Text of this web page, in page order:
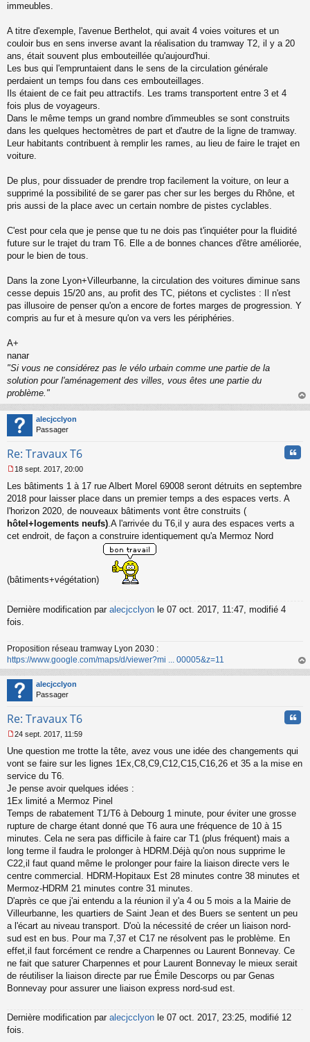
immeubles.
A titre d'exemple, l'avenue Berthelot, qui avait 4 voies voitures et un
couloir bus en sens inverse avant la réalisation du tramway T2, il y a 20
ans, était souvent plus embouteillée qu'aujourd'hui.
Les bus qui l'empruntaient dans le sens de la circulation générale
perdaient un temps fou dans ces embouteillages.
Ils étaient de ce fait peu attractifs. Les trams transportent entre 3 et 4
fois plus de voyageurs.
Dans le même temps un grand nombre d'immeubles se sont construits
dans les quelques hectomètres de part et d'autre de la ligne de tramway.
Leur habitants contribuent à remplir les rames, au lieu de faire le trajet en
voiture.
De plus, pour dissuader de prendre trop facilement la voiture, on leur a
supprimé la possibilité de se garer pas cher sur les berges du Rhône, et
pris aussi de la place avec un certain nombre de pistes cyclables.
C'est pour cela que je pense que tu ne dois pas t'inquiéter pour la fluidité
future sur le trajet du tram T6. Elle a de bonnes chances d'être améliorée,
pour le bien de tous.
Dans la zone Lyon+Villeurbanne, la circulation des voitures diminue sans
cesse depuis 15/20 ans, au profit des TC, piétons et cyclistes : Il n'est
pas illusoire de penser qu'on a encore de fortes marges de progression. Y
compris au fur et à mesure qu'on va vers les périphéries.
A+
nanar
"Si vous ne considérez pas le vélo urbain comme une partie de la
solution pour l'aménagement des villes, vous êtes une partie du
problème."
au
alecjcclyon
Passager
Re: Travaux T6
e
s
s
a
g
e
l
18 sept. 2017, 20:00
Les bâtiments 1 à 17 rue Albert Morel 69008 seront détruits en septembre
2018 pour laisser place dans un premier temps a des espaces verts. A
l'horizon 2020, de nouveaux bâtiments vont être construits (
hôtel+logements neufs).A l'arrivée du T6,il y aura des espaces verts a
cet endroit, de façon a construire identiquement qu'a Mermoz Nord
(bâtiments+végétation)
Dernière modification par alecjcclyon le 07 oct. 2017, 11:47, modifié 4
fois.
Proposition réseau tramway Lyon 2030 :
https://www.google.com/maps/d/viewer?mi ... 00005&z=11
au
alecjcclyon
Passager
Re: Travaux T6
e
s
s
g
e
n
o
n
u
24 sept. 2017, 11:59
Une question me trotte la tête, avez vous une idée des changements qui
vont se faire sur les lignes 1Ex,C8,C9,C12,C15,C16,26 et 35 a la mise en
service du T6.
Je pense avoir quelques idées :
1Ex limité a Mermoz Pinel
Temps de rabatement T1/T6 à Debourg 1 minute, pour éviter une grosse
rupture de charge étant donné que T6 aura une fréquence de 10 à 15
minutes. Cela ne sera pas difficile à faire car T1 (plus fréquent) mais a
long terme il faudra le prolonger à HDRM.Déjà qu'on nous supprime le
C22,il faut quand même le prolonger pour faire la liaison directe vers le
centre commercial. HDRM-Hopitaux Est 28 minutes contre 38 minutes et
Mermoz-HDRM 21 minutes contre 31 minutes.
D'après ce que j'ai entendu a la réunion il y'a 4 ou 5 mois a la Mairie de
Villeurbanne, les quartiers de Saint Jean et des Buers se sentent un peu
a l'écart au niveau transport. D'où la nécessité de créer un liaison nord-
sud est en bus. Pour ma 7,37 et C17 ne résolvent pas le problème. En
effet,il faut forcément ce rendre a Charpennes ou Laurent Bonnevay. Ce
ne fait que saturer Charpennes et pour Laurent Bonnevay le mieux serait
de réutiliser la liaison directe par rue Émile Descorps ou par Genas
Bonnevay pour assurer une liaison express nord-sud est.
Dernière modification par alecjcclyon le 07 oct. 2017, 23:25, modifié 12
fois.